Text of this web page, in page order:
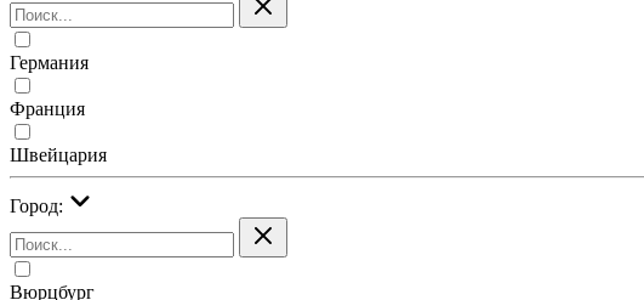
Германия
Франция
Швейцария
Город:
Вюрцбург